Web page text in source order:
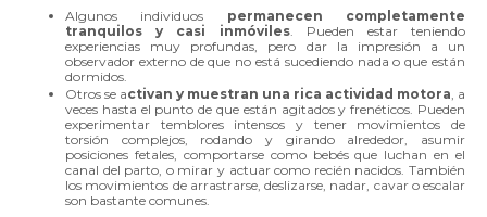
Algunos individuos permanecen completamente
tranquilos y casi inmóviles. Pueden estar teniendo
experiencias muy profundas, pero dar la impresión a un
observador externo de que no está sucediendo nada o que están
dormidos.
Otros se activan y muestran una rica actividad motora, a
veces hasta el punto de que están agitados y frenéticos. Pueden
experimentar temblores intensos y tener movimientos de
torsión complejos, rodando y girando alrededor, asumir
posiciones fetales, comportarse como bebés que luchan en el
canal del parto, o mirar y actuar como recién nacidos. También
los movimientos de arrastrarse, deslizarse, nadar, cavar o escalar
son bastante comunes.